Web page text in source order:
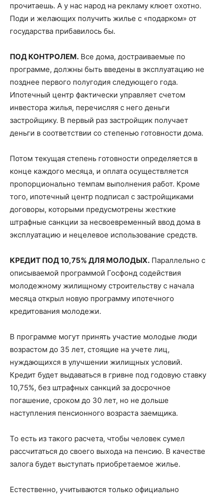
прочитаешь. А у нас народ на рекламу клюет охотно.
Поди и желающих получить жилье с «подарком» от
государства прибавилось бы.
ПОД КОНТРОЛЕМ. Все дома, достраиваемые по
программе, должны быть введены в эксплуатацию не
позднее первого полугодия следующего года.
Ипотечный центр фактически управляет счетом
инвестора жилья, перечисляя с него деньги
застройщику. В первый раз застройщик получает
деньги в соответствии со степенью готовности дома.
Потом текущая степень готовности определяется в
конце каждого месяца, и оплата осуществляется
пропорционально темпам выполнения работ. Кроме
того, ипотечный центр подписал с застройщиками
договоры, которыми предусмотрены жесткие
штрафные санкции за несвоевременный ввод дома в
эксплуатацию и нецелевое использование средств.
КРЕДИТ ПОД 10,75% ДЛЯ МОЛОДЫХ. Параллельно с
описываемой программой Госфонд содействия
молодежному жилищному строительству с начала
месяца открыл новую программу ипотечного
кредитования молодежи.
В программе могут принять участие молодые люди
возрастом до 35 лет, стоящие на учете лиц,
нуждающихся в улучшении жилищных условий.
Кредит будет выдаваться в гривне под годовую ставку
10,75%, без штрафных санкций за досрочное
погашение, сроком до 30 лет, но не дольше
наступления пенсионного возраста заемщика.
То есть из такого расчета, чтобы человек сумел
рассчитаться до своего выхода на пенсию. В качестве
залога будет выступать приобретаемое жилье.
Естественно, учитываются только официально